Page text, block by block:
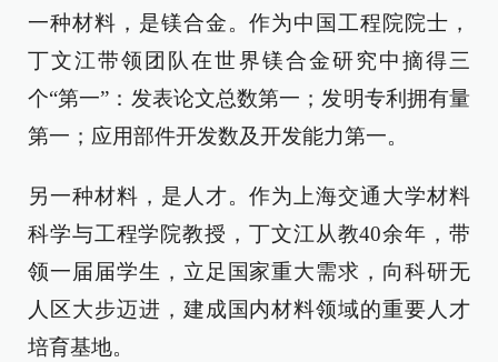
一种材料，是镁合金。作为中国工程院院士，
丁文江带领团队在世界镁合金研究中摘得三
个“第一”：发表论文总数第一；发明专利拥有量
第一；应用部件开发数及开发能力第一。
另一种材料，是人才。作为上海交通大学材料
科学与工程学院教授，丁文江从教40余年，带
领一届届学生，立足国家重大需求，向科研无
人区大步迈进，建成国内材料领域的重要人才
培育基地。